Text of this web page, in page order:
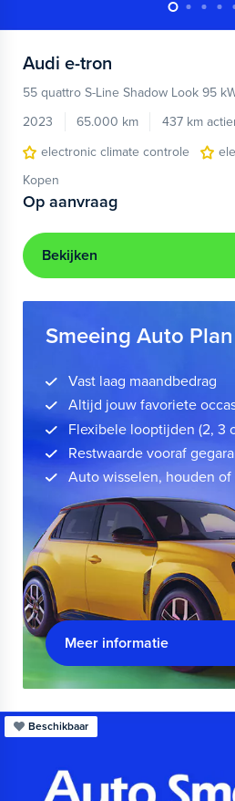
Audi e-tron
55 quattro S-Line Shadow Look 95
2023
65.000 km 437 km
electronic climate controle
Kopen
Op aanvraag
Bekijken
Smeeing Auto Plan
Vast laag maandbedrag
Altijd jouw favoriete
Flexibele looptijden (2, 3
Restwaarde vooraf
Auto wisselen, houden
Meer informatie
Beschikbaar